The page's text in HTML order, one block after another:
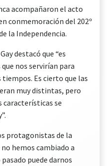
acompañaron el acto
conmemoración del 202º
la Independencia.
destacó que “es
nos servirían para
Es cierto que las
muy distintas, pero
características se
protagonistas de la
hemos cambiado a
puede darnos